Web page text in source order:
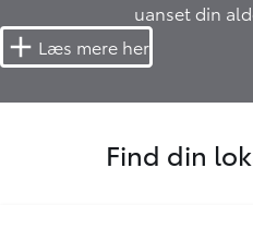
uanset din
Læs mere her
Find din